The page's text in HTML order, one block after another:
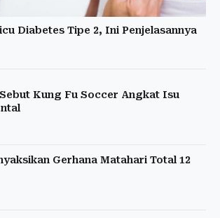
Diabetes Tipe 2, Ini Penjelasannya
Kung Fu Soccer Angkat Isu
Gerhana Matahari Total 12